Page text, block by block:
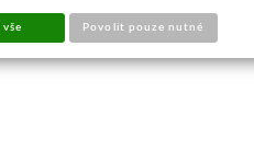
Povolit pouze nutné